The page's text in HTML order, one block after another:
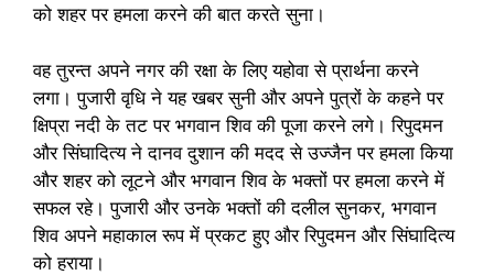
को शहर पर हमला करने की बात करते सुना।
वह तुरन्त अपने नगर की रक्षा के लिए यहोवा से प्रार्थना करने
लगा। पुजारी वृधि ने यह खबर सुनी और अपने पुत्रों के कहने पर
क्षिप्रा नदी के तट पर भगवान शिव की पूजा करने लगे। रिपुदमन
और सिंघादित्य ने दानव दुशान की मदद से उज्जैन पर हमला किया
और शहर को लूटने और भगवान शिव के भक्तों पर हमला करने में
सफल रहे। पुजारी और उनके भक्तों की दलील सुनकर, भगवान
शिव अपने महाकाल रूप में प्रकट हुए और रिपुदमन और सिंघादित्य
को हराया।